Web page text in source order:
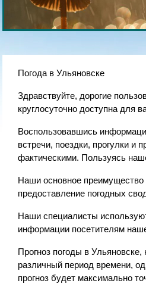
Погода в Ульяновске
Здравствуйте, дорогие
круглосуточно доступна для
Воспользовавшись
встречи, поездки, прогулки и
фактическими. Пользуясь
Наши основное преимущество
предоставление погодных
Наши специалисты
информации посетителям
Прогноз погоды в
различный период времени,
прогноз будет максимально